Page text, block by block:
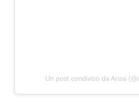
Un post condiviso da Arisa